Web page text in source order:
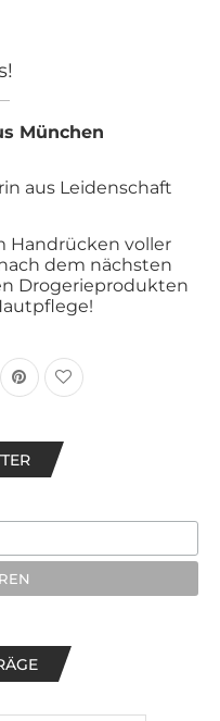
München
aus Leidenschaft
Handrücken voller
dem nächsten
Drogerieprodukten